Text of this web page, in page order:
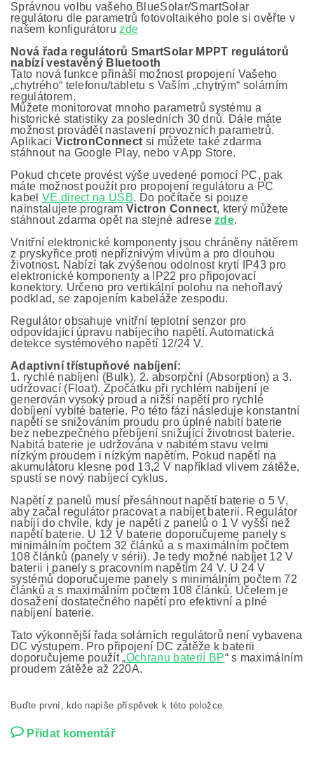
Správnou volbu vašeho BlueSolar/SmartSolar
regulátoru dle parametrů fotovoltaikého pole si ověřte v
našem konfigurátoru zde
Nová řada regulátorů SmartSolar MPPT regulátorů
nabízí vestavěný Bluetooth
Tato nová funkce přináší možnost propojení Vašeho
„chytrého“ telefonu/tabletu s Vaším „chytrým“ solárním
regulátorem.
Můžete monitorovat mnoho parametrů systému a
historické statistiky za posledních 30 dnů. Dále máte
možnost provádět nastavení provozních parametrů.
Aplikaci VictronConnect si můžete také zdarma
stáhnout na Google Play, nebo v App Store.
Pokud chcete provést výše uvedené pomocí PC, pak
máte možnost použít pro propojení regulátoru a PC
kabel VE.direct na USB. Do počítače si pouze
nainstalujete program Victron Connect, který můžete
stáhnout zdarma opět na stejné adresezde.
Vnitřní elektronické komponenty jsou chráněny nátěrem
z pryskyřice proti nepříznivým vlivům a pro dlouhou
životnost. Nabízí tak zvýšenou odolnost krytí IP43 pro
elektronické komponenty a IP22 pro připojovací
konektory. Určeno pro vertikální polohu na nehořlavý
podklad, se zapojením kabeláže zespodu.
Regulátor obsahuje vnitřní teplotní senzor pro
odpovídající úpravu nabíjecího napětí. Automatická
detekce systémového napětí 12/24 V.
Adaptivní třístupňové nabíjení:
1. rychlé nabíjení (Bulk), 2. absorpční (Absorption) a 3.
udržovací (Float). Zpočátku při rychlém nabíjení je
generován vysoký proud a nižší napětí pro rychlé
dobíjení vybité baterie. Po této fázi následuje konstantní
napětí se snižováním proudu pro úplné nabití baterie
bez nebezpečného přebíjení snižující životnost baterie.
Nabitá baterie je udržována v nabitém stavu velmi
nízkým proudem i nízkým napětím. Pokud napětí na
akumulátoru klesne pod 13,2 V například vlivem zátěže,
spustí se nový nabíjecí cyklus.
Napětí z panelů musí přesáhnout napětí baterie o 5 V,
aby začal regulátor pracovat a nabíjet baterii. Regulátor
nabíjí do chvíle, kdy je napětí z panelů o 1 V vyšší než
napětí baterie. U 12 V baterie doporučujeme panely s
minimálním počtem 32 článků a s maximálním počtem
108 článků (panely v sérii). Je tedy možné nabíjet 12 V
baterii i panely s pracovním napětím 24 V. U 24 V
systémů doporučujeme panely s minimálním počtem 72
článků a s maximálním počtem 108 článků. Účelem je
dosažení dostatečného napětí pro efektivní a plné
nabíjení baterie.
Tato výkonnější řada solárních regulátorů není vybavena
DC výstupem. Pro připojení DC zátěže k baterii
doporučujeme použít „Ochranu baterií BP“ s maximálním
proudem zátěže až 220A.
Buďte první, kdo napíše příspěvek k této položce.
Přidat komentář